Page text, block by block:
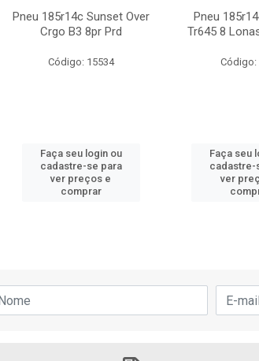
Pneu 185r14c Sunset Over
Crgo B3 8pr Prd
Código: 15534
Faça seu login ou
cadastre-se para
ver preços e
comprar
Pneu
Tr645 8
Código:
Faça seu
cadastre-
ver